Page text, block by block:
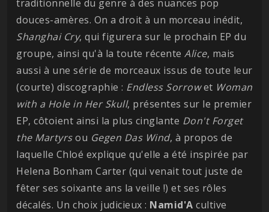
traditionnelle du genre à des nuances pop
douces-amères. On a droit à un morceau inédit,
Shanghai Cry, qui figurera sur le prochain EP du
groupe, ainsi qu'à la toute récente Alice, mais
aussi à une série de morceaux issus de toute leur
(courte) discographie : Endless Sorrowet Woman
with a Hole in Her Skull, présentes sur le premier
EP, côtoient ainsi la plus cinglante Don't Forget
the Martyrsou Gegen Das Wind, à propos de
laquelle Chloé explique qu'elle a été inspirée par
Helena Bonham Carter (qui venait tout juste de
fêter ses soixante ans la veille !) et ses rôles
décalés. Un choix judicieux : Namid'A cultive